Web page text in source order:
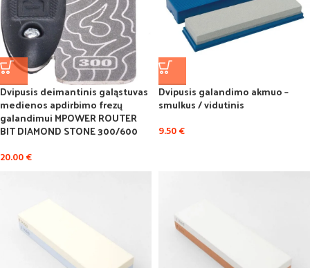
Dvipusis deimantinis galąstuvas
medienos apdirbimo frezų
galandimui MPOWER ROUTER
BIT DIAMOND STONE 300/600
20.00€
Dvipusis galandimo akmuo –
smulkus / vidutinis
9.50€